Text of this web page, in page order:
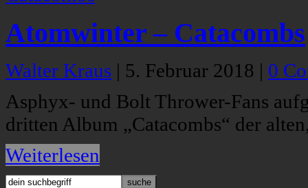
Atomwinter – Catacombs
Walter Kraus | 5. Februar 2018 | 0
Asphyx- und Bolt Thrower-Fans
dritten Album „Catacombs“ der
Weiterlesen